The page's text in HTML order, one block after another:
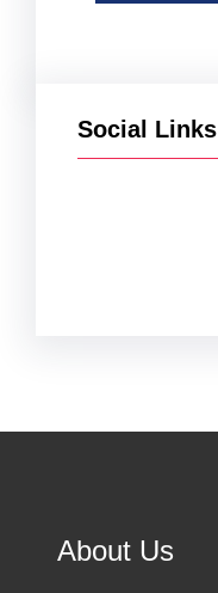
Social Links
About Us